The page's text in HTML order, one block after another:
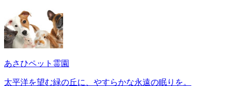
あさひペット霊園
太平洋を望む緑の丘に、やすらかな永遠の眠りを。